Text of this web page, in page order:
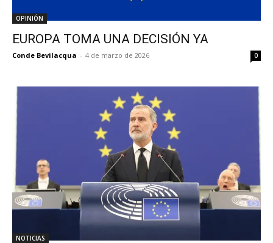
OPINIÓN
EUROPA TOMA UNA DECISIÓN YA
Conde Bevilacqua - 4 de marzo de 2026 0
NOTICIAS